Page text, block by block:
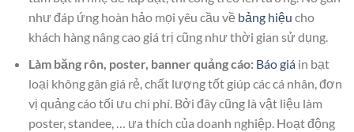
như đáp ứng hoàn hảo mọi yêu cầu về bảng hiệu cho
khách hàng nâng cao giá trị cũng như thời gian sử dụng.
Làm băng rôn, poster, banner quảng cáo: Báo giáin bạt
loại không gân giá rẻ, chất lượng tốt giúp các cá nhân, đơn
vị quảng cáo tối ưu chi phí. Bởi đây cũng là vật liệu làm
poster, standee, … ưa thích của doanh nghiệp. Hoạt động